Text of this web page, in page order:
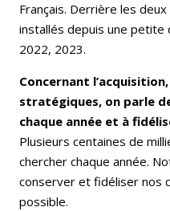
Français. Derrière les
installés depuis une petite
2022, 2023.
Concernant
stratégiques, on parle
chaque année et à
Plusieurs centaines de
chercher chaque année.
conserver et fidéliser nos
possible.